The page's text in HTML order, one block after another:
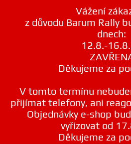
Vážení
z důvodu Barum Rally
dnech:
12.8.-
Děkujeme za
V tomto termínu
přijímat telefony, ani
Objednávky e-shop
vyřizovat od
Děkujeme za